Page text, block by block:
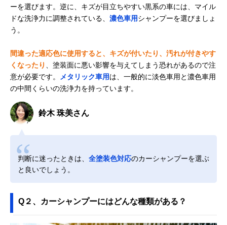
ーを選びます。逆に、キズが目立ちやすい黒系の車には、マイル
ドな洗浄力に調整されている、 濃色車用シャンプーを選びましょ
う。
間違った適応色に使用すると、キズが付いたり、汚れが付きやす
くなったり
、塗装面に悪い影響を与えてしまう恐れがあるので注
意が必要です。
メタリック車用は、一般的に淡色車用と濃色車用
の中間くらいの洗浄力を持っています。
鈴木 珠美さん
判断に迷ったときは、 全塗装色対応のカーシャンプーを選ぶ
と良いでしょう。
Q２、カーシャンプーにはどんな種類がある？